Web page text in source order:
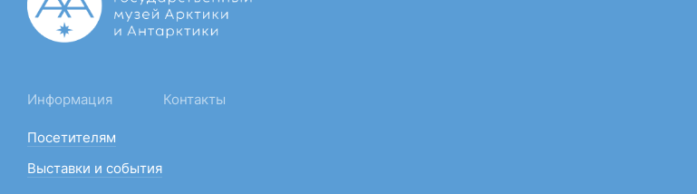
Информация
Посетителям
Выставки и события
Контакты